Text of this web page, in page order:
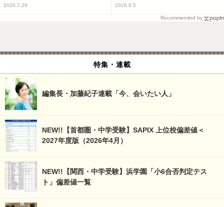
2026.7.29 2026.8.5
Recommended by
特集・連載
編集長・加藤紀子連載「今、会いたい人」
NEW!!【首都圏・中学受験】SAPIX 上位校偏差値＜
2027年度版（2026年4月）
NEW!!【関西・中学受験】浜学園「小6合否判定テス
ト」偏差値一覧